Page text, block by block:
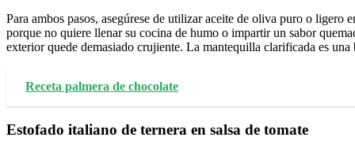
Para ambos pasos, asegúrese de utilizar aceite de oliva puro o
porque no quiere llenar su cocina de humo o impartir un sabor
exterior quede demasiado crujiente. La mantequilla clarificada es
Receta palmera de chocolate
Estofado italiano de ternera en salsa de tomate